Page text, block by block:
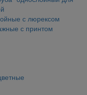
с люрексом
с принтом